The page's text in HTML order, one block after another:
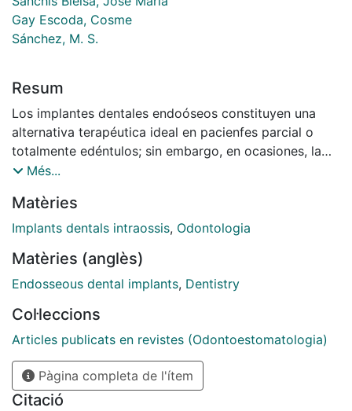
Gay Escoda, Cosme
Sánchez, M. S.
Resum
Los implantes dentales endoóseos constituyen una
alternativa terapéutica ideal en pacienfes parcial o
totalmente edéntulos; sin embargo, en ocasiones, la
atrofia ósea generalizada o localizada contraindica el
cresta alveolar que permita, bien simultáneamente o
deforma diferida, la adecuada rehabilitación
revisión de las distintas técnicas y materiales
utilizados actualmente en implantología, para mejorar
presencia de defectos óseos.
Més...
Matèries
Implants dentals intraossis, Odontologia
Matèries (anglès)
Endosseous dental implants, Dentistry
Col·leccions
Articles publicats en revistes (Odontoestomatologia)
Pàgina completa de l'ítem
Citació